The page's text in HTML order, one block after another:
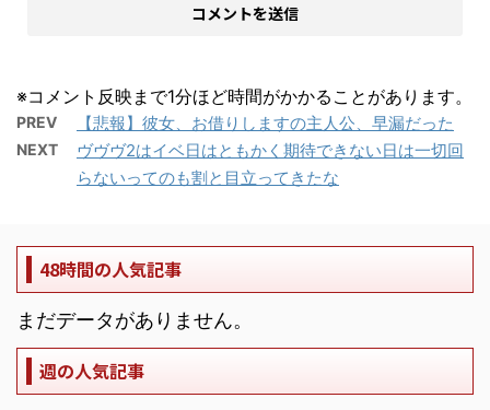
※コメント反映まで1分ほど時間がかかることがあります。
PREV 【悲報】彼女、お借りしますの主人公、早漏だった
NEXT
ヴヴヴ2はイベ日はともかく期待できない日は一切回
らないってのも割と目立ってきたな
48時間の人気記事
まだデータがありません。
週の人気記事